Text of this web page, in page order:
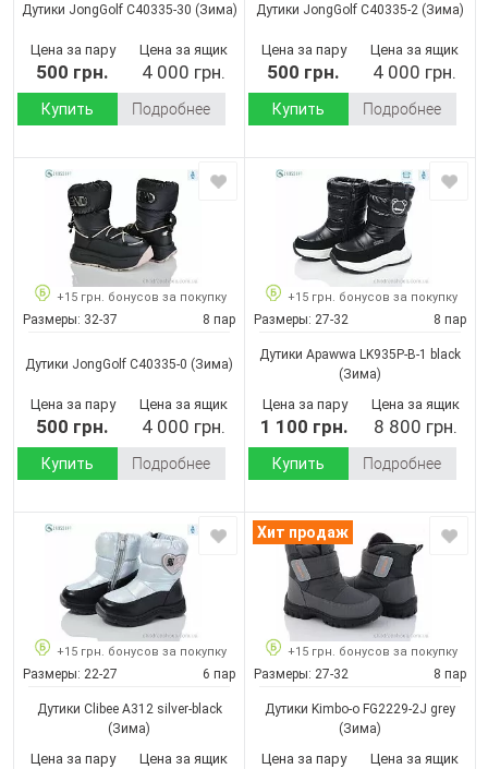
Дутики JongGolf C40335-30 (Зима)
Цена за пару
500 грн.
Цена за ящик
4 000 грн.
Купить Подробнее
Дутики JongGolf C40335-2 (Зима)
Цена за пару
500 грн.
Цена за ящик
4 000 грн.
Купить Подробнее
+15 грн. бонусов за покупку
Размеры: 32-37 8 пар
Дутики JongGolf C40335-0 (Зима)
Цена за пару
500 грн.
Цена за ящик
4 000 грн.
Купить Подробнее
+15 грн. бонусов за покупку
Размеры: 27-32 8 пар
Дутики Apawwa LK935P-B-1 black
(Зима)
Цена за пару
1 100 грн.
Цена за ящик
8 800 грн.
Купить Подробнее
+15 грн. бонусов за покупку
Размеры: 22-27 6 пар
Дутики Clibee A312 silver-black
(Зима)
Цена за пару Цена за ящик
Хит продаж
+15 грн. бонусов за покупку
Размеры: 27-32 8 пар
Дутики Kimbo-o FG2229-2J grey
(Зима)
Цена за пару Цена за ящик